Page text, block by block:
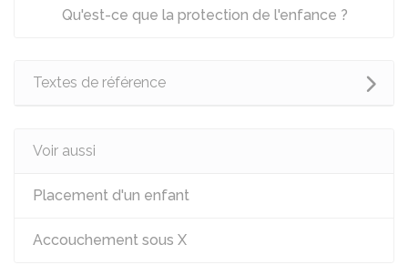
Qu'est-ce que la protection de l'enfance ?
Textes de référence
Voir aussi
Placement d'un enfant
Accouchement sous X